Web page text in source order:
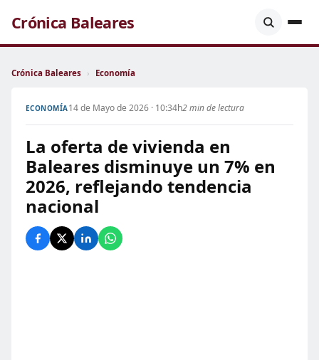
Crónica Baleares
Crónica Baleares › Economía
ECONOMÍA14 de Mayo de 2026 · 10:34h2 min de lectura
La oferta de vivienda en
Baleares disminuye un 7% en
2026, reflejando tendencia
nacional